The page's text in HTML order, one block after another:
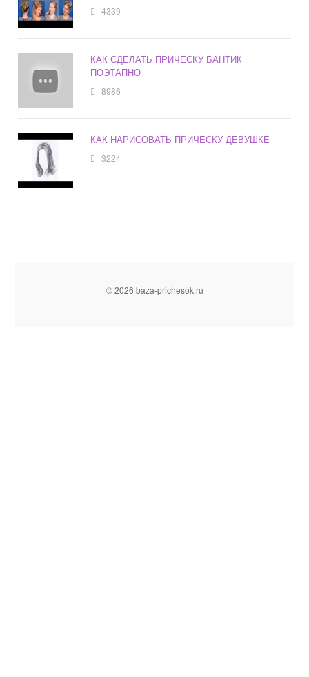
4339
КАК СДЕЛАТЬ ПРИЧЕСКУ БАНТИК
ПОЭТАПНО
8986
КАК НАРИСОВАТЬ ПРИЧЕСКУ ДЕВУШКЕ
3224
© 2026 baza-prichesok.ru